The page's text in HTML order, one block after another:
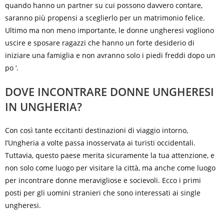
quando hanno un partner su cui possono davvero contare,
saranno più propensi a sceglierlo per un matrimonio felice.
Ultimo ma non meno importante, le donne ungheresi vogliono
uscire e sposare ragazzi che hanno un forte desiderio di
iniziare una famiglia e non avranno solo i piedi freddi dopo un
po ‘.
DOVE INCONTRARE DONNE UNGHERESI
IN UNGHERIA?
Con così tante eccitanti destinazioni di viaggio intorno,
l’Ungheria a volte passa inosservata ai turisti occidentali.
Tuttavia, questo paese merita sicuramente la tua attenzione, e
non solo come luogo per visitare la città, ma anche come luogo
per incontrare donne meravigliose e socievoli. Ecco i primi
posti per gli uomini stranieri che sono interessati ai single
ungheresi.